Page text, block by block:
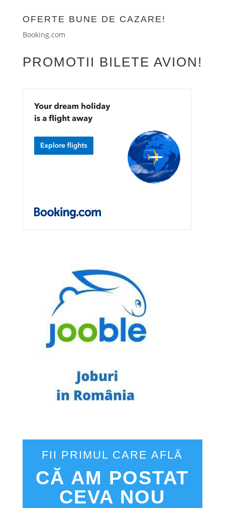
OFERTE BUNE DE CAZARE!
Booking.com
PROMOTII BILETE AVION!
FII PRIMUL CARE AFLĂ
CĂ AM POSTAT
CEVA NOU